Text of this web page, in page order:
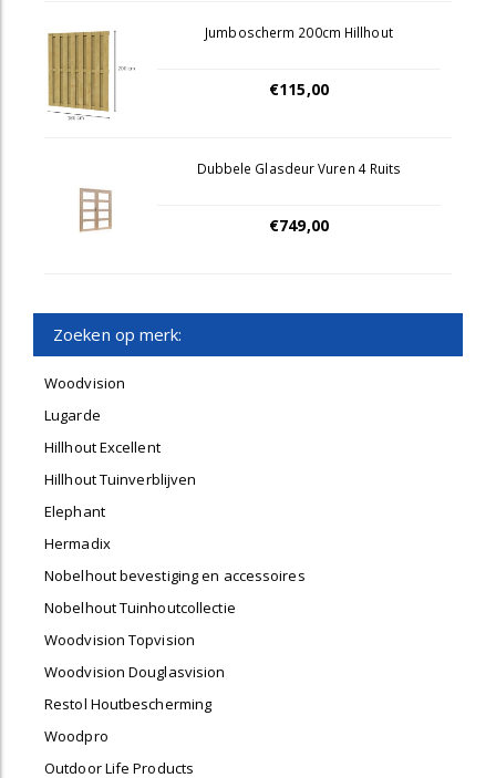
Jumboscherm 200cm Hillhout
€115,00
Dubbele Glasdeur Vuren 4 Ruits
€749,00
Zoeken op merk:
Woodvision
Lugarde
Hillhout Excellent
Hillhout Tuinverblijven
Elephant
Hermadix
Nobelhout bevestiging en accessoires
Nobelhout Tuinhoutcollectie
Woodvision Topvision
Woodvision Douglasvision
Restol Houtbescherming
Woodpro
Outdoor Life Products